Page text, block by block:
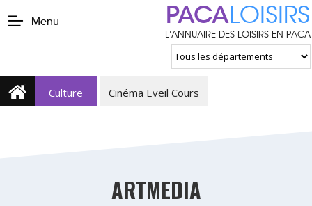
Menu PACALOISIRS
L'ANNUAIRE DES LOISIRS EN PACA
Culture Cinéma Eveil Cours
ARTMEDIA